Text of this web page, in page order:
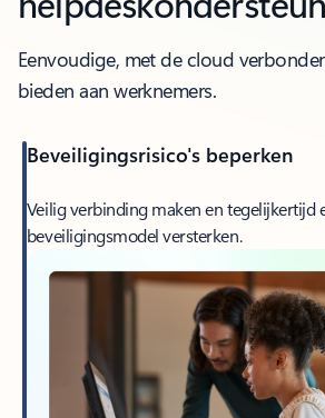
Eenvoudige, met de cloud
bieden aan werknemers.
Beveiligingsrisico's beperken
Veilig verbinding maken en tegelijkertijd
beveiligingsmodel versterken.